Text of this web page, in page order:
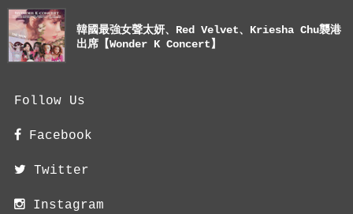
韓國最強女聲太妍、Red Velvet、Kriesha Chu襲港
出席【Wonder K Concert】
Follow Us
Facebook
Twitter
Instagram